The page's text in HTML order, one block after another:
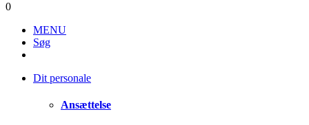
0
MENU
Søg
Dit personale
Ansættelse